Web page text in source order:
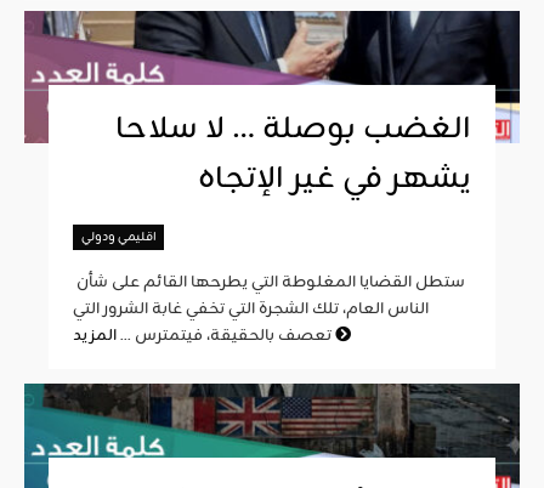
الغضب بوصلة … لا سلاحا
يشهر في غير الإتجاه
اقليمي ودولي
الناس العام، تلك الشجرة التي تخفي غابة الشرور التي
تعصف بالحقيقة، فيتمترس ...